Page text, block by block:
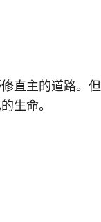
直主的道路。但
生命。